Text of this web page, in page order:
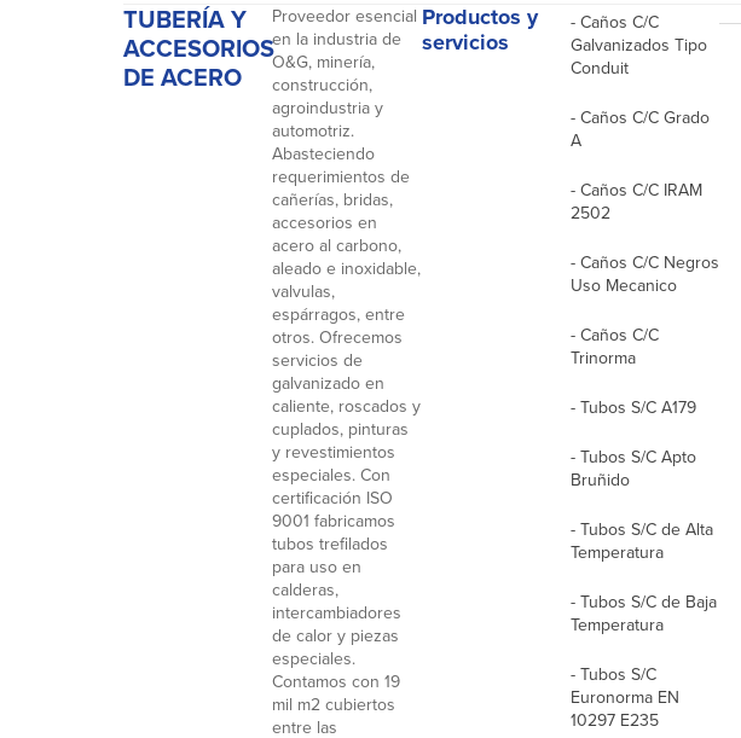
TUBERÍA Y
ACCESORIOS
DE ACERO
Proveedor esencial
en la industria de
O&G, minería,
construcción,
agroindustria y
automotriz.
Abasteciendo
requerimientos de
cañerías, bridas,
accesorios en
acero al carbono,
aleado e inoxidable,
valvulas,
espárragos, entre
otros. Ofrecemos
servicios de
galvanizado en
caliente, roscados y
cuplados, pinturas
y revestimientos
especiales. Con
certificación ISO
9001 fabricamos
tubos trefilados
para uso en
calderas,
intercambiadores
de calor y piezas
especiales.
Contamos con 19
mil m2 cubiertos
entre las
Productos y
servicios
- Caños C/C
Galvanizados Tipo
Conduit
- Caños C/C Grado
A
- Caños C/C IRAM
2502
- Caños C/C Negros
Uso Mecanico
- Caños C/C
Trinorma
- Tubos S/C A179
- Tubos S/C Apto
Bruñido
- Tubos S/C de Alta
Temperatura
- Tubos S/C de Baja
Temperatura
- Tubos S/C
Euronorma EN
10297 E235